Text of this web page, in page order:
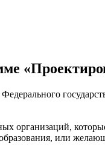
организаций,
или